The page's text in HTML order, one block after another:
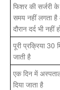
फिशर की सर्जरी
समय नहीं लगता
दौरान दर्द भी नहीं
पूरी प्रक्रिया 30
जाती है
एक दिन में
दिया जाता है